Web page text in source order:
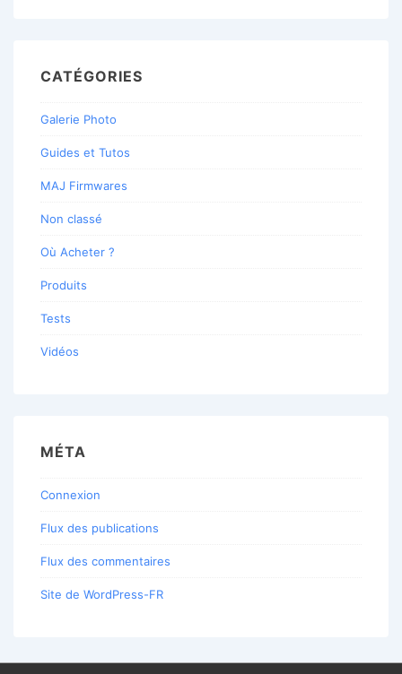
CATÉGORIES
Galerie Photo
Guides et Tutos
MAJ Firmwares
Non classé
Où Acheter ?
Produits
Tests
Vidéos
MÉTA
Connexion
Flux des publications
Flux des commentaires
Site de WordPress-FR